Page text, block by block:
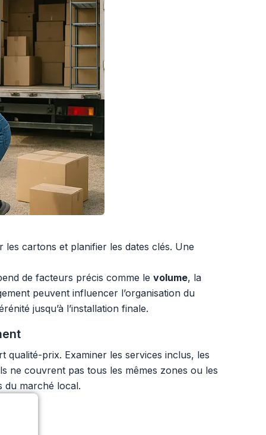
cartons et planifier les dates clés. Une
de facteurs précis comme le volume, la
peuvent influencer l’organisation du
jusqu’à l’installation finale.
qualité-prix. Examiner les services inclus, les
ne couvrent pas tous les mêmes zones ou les
du marché local.